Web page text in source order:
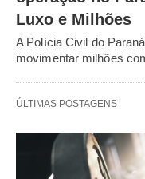
Luxo e Milhões
A Polícia Civil do
movimentar milhões
ÚLTIMAS POSTAGENS